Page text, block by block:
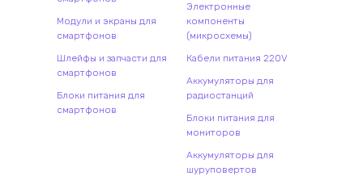
Модули и экраны для
смартфонов
Шлейфы и запчасти для
смартфонов
Блоки питания для
смартфонов
Электронные
компоненты
(микросхемы)
Кабели питания 220V
Аккумуляторы для
радиостанций
Блоки питания для
мониторов
Аккумуляторы для
шуруповертов